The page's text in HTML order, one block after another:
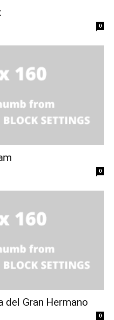
0
0
del Gran Hermano
0